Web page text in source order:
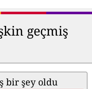
geçmiş
bir şey oldu